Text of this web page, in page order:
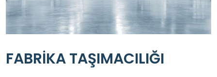
FABRİKA TAŞIMACILIĞI